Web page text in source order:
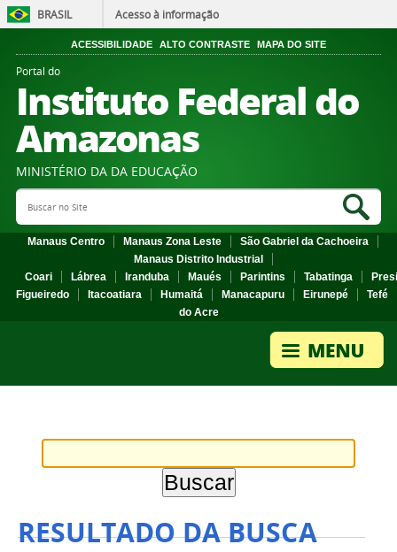
BRASIL Acesso à informação
ACESSIBILIDADE ALTO CONTRASTE MAPA DO SITE
Portal do
Instituto Federal do
Amazonas
MINISTÉRIO DA DA EDUCAÇÃO
Search Site
Manaus Centro Manaus Zona Leste
São Gabriel da Cachoeira
Manaus Distrito Industrial
Coari
Lábrea Iranduba Maués Parintins Tabatinga
Figueiredo
Itacoatiara Humaitá Manacapuru Eirunepé
Tefé
do Acre
RESULTADO DA BUSCA